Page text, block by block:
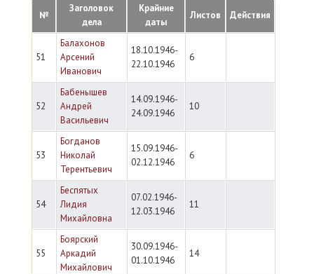
№
Заголовок
дела
Крайние
даты
Листов Действия
51
Балахонов
Арсений
Иванович
18.10.1946-
22.10.1946
6
52
Бабенышев
Андрей
Васильевич
14.09.1946-
24.09.1946
10
53
Богданов
Николай
Терентьевич
15.09.1946-
02.12.1946
6
54
Беспятых
Лидия
Михайловна
07.02.1946-
12.03.1946
11
55
Боярский
Аркадий
Михайлович
30.09.1946-
01.10.1946
14